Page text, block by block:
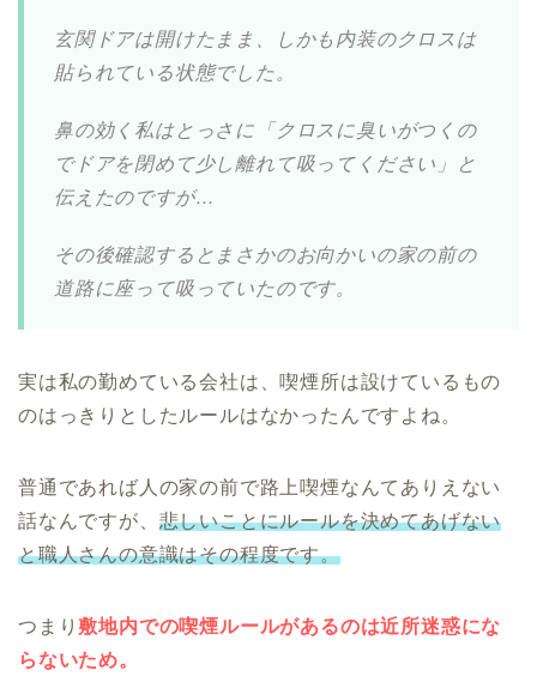
玄関ドアは開けたまま、しかも内装のクロスは
貼られている状態でした。
鼻の効く私はとっさに「クロスに臭いがつくの
でドアを閉めて少し離れて吸ってください」と
伝えたのですが…
その後確認するとまさかのお向かいの家の前の
道路に座って吸っていたのです。
実は私の勤めている会社は、喫煙所は設けているもの
のはっきりとしたルールはなかったんですよね。
普通であれば人の家の前で路上喫煙なんてありえない
話なんですが、 悲しいことにルールを決めてあげない
と職人さんの意識はその程度です。
つまり 敷地内での喫煙ルールがあるのは近所迷惑にな
らないため。